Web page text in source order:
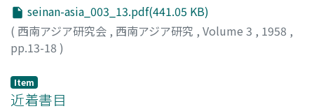
seinan-asia_003_13.pdf(441.05 KB)
( 西南アジア研究会 , 西南アジア研究 , Volume 3 , 1958 ,
pp.13-18 )
Item
近着書目